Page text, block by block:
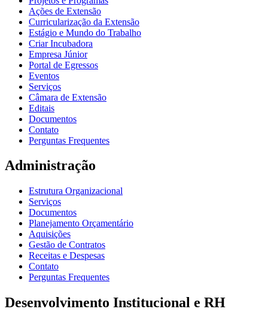
Ações de Extensão
Curricularização da Extensão
Estágio e Mundo do Trabalho
Criar Incubadora
Empresa Júnior
Portal de Egressos
Eventos
Serviços
Câmara de Extensão
Editais
Documentos
Contato
Perguntas Frequentes
Administração
Estrutura Organizacional
Serviços
Documentos
Planejamento Orçamentário
Aquisições
Gestão de Contratos
Receitas e Despesas
Contato
Perguntas Frequentes
Desenvolvimento Institucional e RH